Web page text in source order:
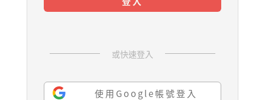
或快速登入
使用Google帳號登入